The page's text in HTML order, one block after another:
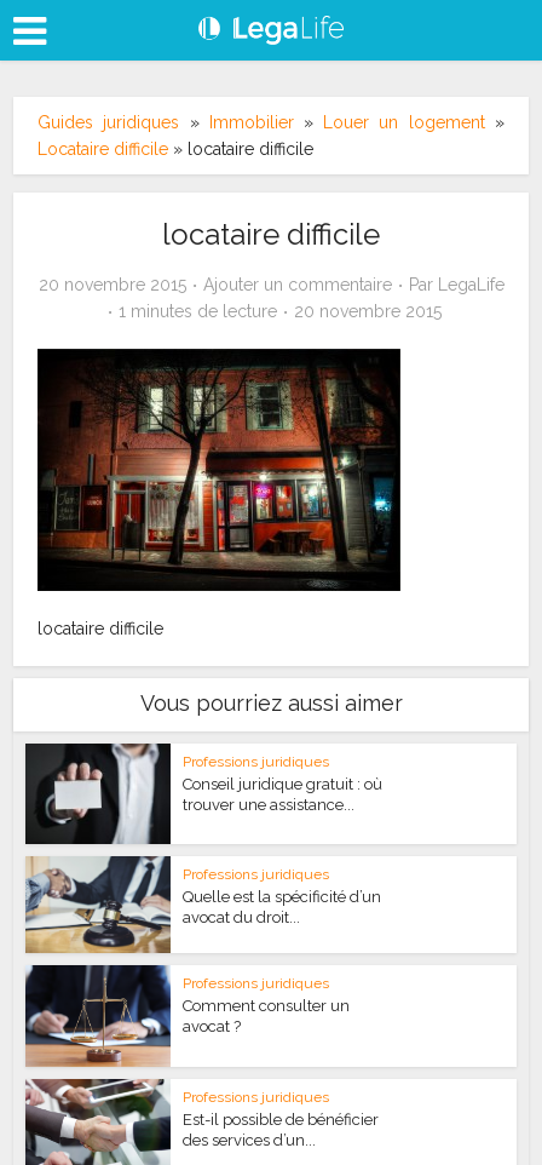
Guides juridiques » Immobilier» Louer un logement»
Locataire difficile » locataire difficile
locataire difficile
20 novembre 2015 Ajouter un commentaire Par
LegaLife
1 minutes de lecture
20 novembre 2015
locataire difficile
Vous pourriez aussi aimer
Professions juridiques
Conseil juridique gratuit : où
trouver une assistance...
Professions juridiques
Quelle est la spécificité d’un
avocat du droit...
Professions juridiques
Comment consulter un
avocat ?
Professions juridiques
Est-il possible de bénéficier
des services d’un...